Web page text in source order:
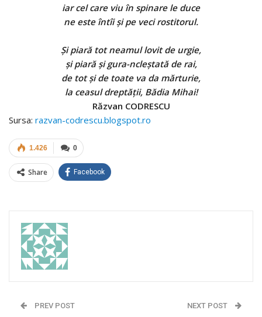
iar cel care viu în spinare le duce
ne este întîi şi pe veci rostitorul.
Şi piară tot neamul lovit de urgie,
şi piară şi gura-ncleştată de rai,
de tot şi de toate va da mărturie,
la ceasul dreptăţii, Bădia Mihai!
Răzvan CODRESCU
Sursa: razvan-codrescu.blogspot.ro
0
1.426
Share Facebook
PREV POST NEXT POST